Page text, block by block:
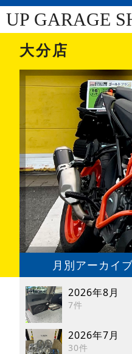
UP GARAGE
大分店
月別アーカイ
2026年8月
7件
2026年7月
30件